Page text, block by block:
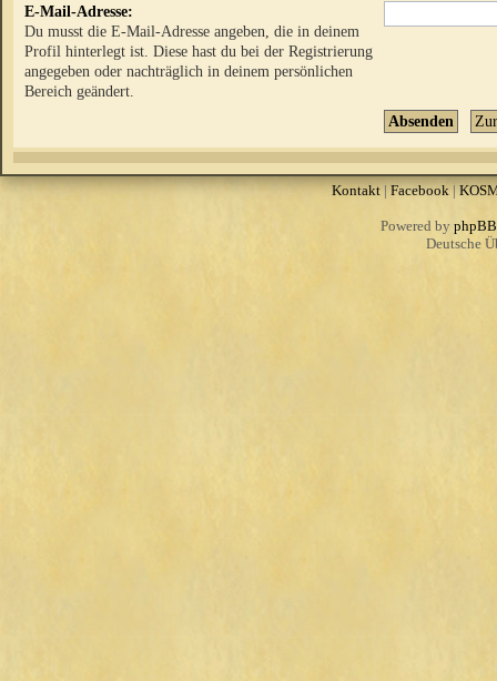
E-Mail-Adresse:
Du musst die E-Mail-Adresse angeben, die in deinem
Profil hinterlegt ist. Diese hast du bei der Registrierung
angegeben oder nachträglich in deinem persönlichen
Bereich geändert.
Kontakt| Facebook |
Powered by phpBB
Deutsche